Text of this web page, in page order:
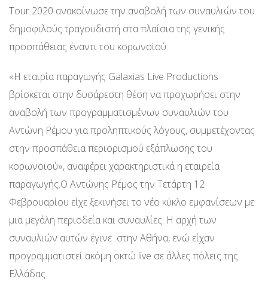
Tour 2020 ανακοίνωσε την αναβολή των συναυλιών του
δημοφιλούς τραγουδιστή στα πλαίσια της γενικής
προσπάθειας έναντι του κορωνοϊού.
«Η εταιρία παραγωγής Galaxias Live Productions
βρίσκεται στην δυσάρεστη θέση να προχωρήσει στην
αναβολή των προγραμματισμένων συναυλιών του
Αντώνη Ρέμου για προληπτικούς λόγους, συμμετέχοντας
στην προσπάθεια περιορισμού εξάπλωσης του
κορωνοϊού», αναφέρει χαρακτηριστικά η εταιρεία
παραγωγής.Ο Αντώνης Ρέμος την Τετάρτη 12
Φεβρουαρίου είχε ξεκινήσει το νέο κύκλο εμφανίσεων με
μια μεγάλη περιοδεία και συναυλίες. Η αρχή των
συναυλιών αυτών έγινε στην Αθήνα, ενώ είχαν
προγραμματιστεί ακόμη οκτώ live σε άλλες πόλεις της
Ελλάδας.